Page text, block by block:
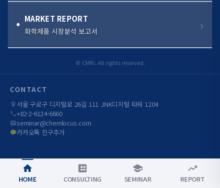
HOME CONSULTING SEMINAR REPORT
MARKET REPORT
화학제품 시장분석 보고서
© CMRI. All rights reserved.
CONTACT
서울 구로구 디지털로 26길 111 JNK디지털 타워 1204
+82-2-6124-6660
seminar@chemlocus.com
카카오톡 친구추가